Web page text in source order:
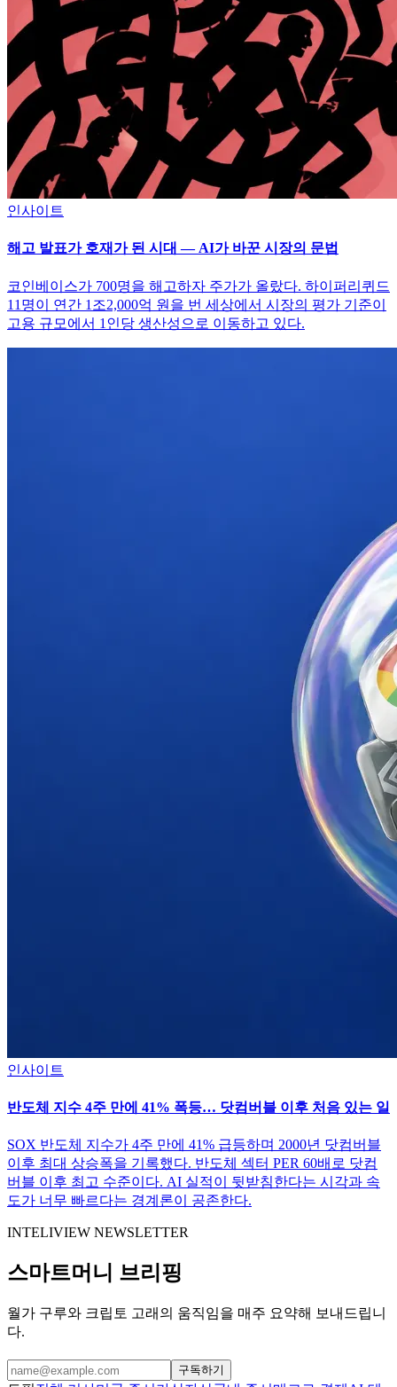
인사이트
해고 발표가 호재가 된 시대 — AI가 바꾼 시장의 문법
코인베이스가 700명을 해고하자 주가가 올랐다. 하이퍼리퀴드
11명이 연간 1조2,000억 원을 번 세상에서 시장의 평가 기준이
고용 규모에서 1인당 생산성으로 이동하고 있다.
인사이트
반도체 지수 4주 만에 41% 폭등… 닷컴버블 이후 처음 있는 일
SOX 반도체 지수가 4주 만에 41% 급등하며 2000년 닷컴버블
이후 최대 상승폭을 기록했다. 반도체 섹터 PER 60배로 닷컴
버블 이후 최고 수준이다. AI 실적이 뒷받침한다는 시각과 속
도가 너무 빠르다는 경계론이 공존한다.
INTELIVIEW NEWSLETTER
스마트머니 브리핑
월가 구루와 크립토 고래의 움직임을 매주 요약해 보내드립니
다.
구독하기